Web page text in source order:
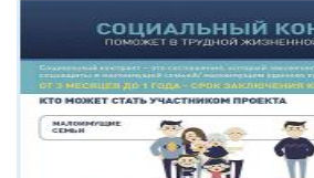
Органы власти
Дума МОГП
Избирательная комиссия
Контрольно-счётная